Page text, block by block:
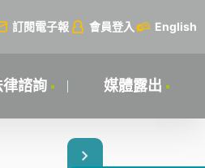
訂閱電子報 會員登入 English
諮詢 媒體露出